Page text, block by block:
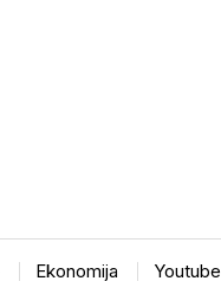
Ekonomija Youtube